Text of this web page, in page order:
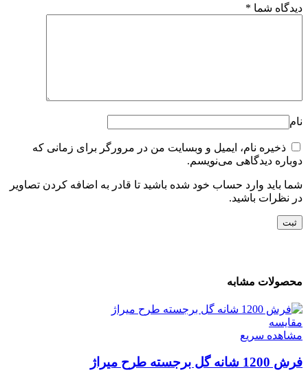
دیدگاه شما *
نام
ذخیره نام، ایمیل و وبسایت من در مرورگر برای زمانی که
دوباره دیدگاهی می‌نویسم.
شما باید وارد حساب خود شده باشید تا قادر به اضافه کردن تصاویر
در نظرات باشید.
محصولات مشابه
مقایسه
مشاهده سریع
فرش 1200 شانه گل برجسته طرح میراژ